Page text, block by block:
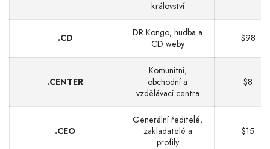
království
.CD
DR Kongo; hudba a
CD weby
$98
.CENTER
Komunitní,
obchodní a
vzdělávací centra
$8
.CEO
Generální ředitelé,
zakladatelé a
profily
$15